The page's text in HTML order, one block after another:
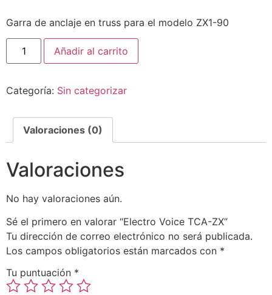
Garra de anclaje en truss para el modelo ZX1-90
Añadir al carrito
Categoría: Sin categorizar
Valoraciones (0)
Valoraciones
No hay valoraciones aún.
Sé el primero en valorar “Electro Voice TCA-ZX”
Tu dirección de correo electrónico no será publicada.
Los campos obligatorios están marcados con *
Tu puntuación *